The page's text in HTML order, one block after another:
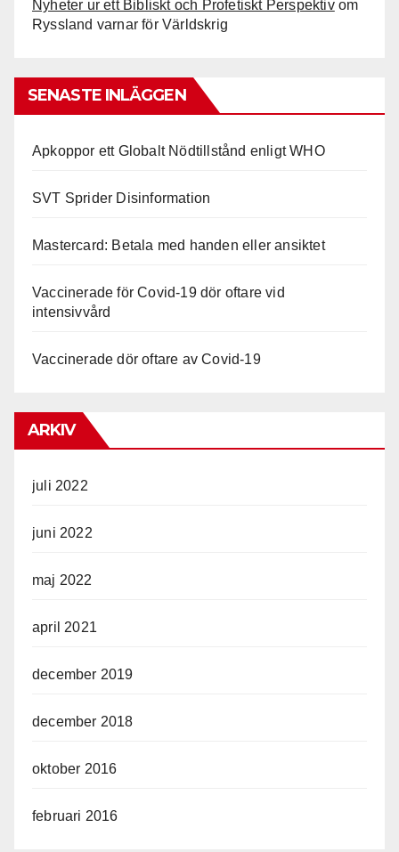
Nyheter ur ett Bibliskt och Profetiskt Perspektivom
Ryssland varnar för Världskrig
SENASTE INLÄGGEN
Apkoppor ett Globalt Nödtillstånd enligt WHO
SVT Sprider Disinformation
Mastercard: Betala med handen eller ansiktet
Vaccinerade för Covid-19 dör oftare vid
intensivvård
Vaccinerade dör oftare av Covid-19
ARKIV
juli 2022
juni 2022
maj 2022
april 2021
december 2019
december 2018
oktober 2016
februari 2016